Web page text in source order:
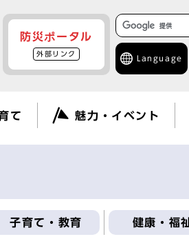
防災ポータル
外部リンク
Language
て 魅力・イベント
子育て・教育 健康・福